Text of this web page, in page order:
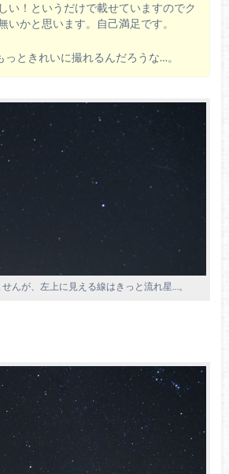
い！というだけで載せていますのでク
いかと思います。自己満足です。
っときれいに撮れるんだろうな…。
んが、左上に見える線はきっと流れ星…。